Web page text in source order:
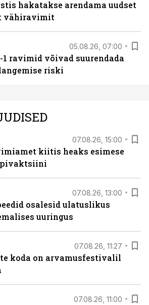
hakatakse arendama uudset
vähiravimit
05.08.26, 07:00
1 ravimid võivad suurendada
riski
07.08.26, 15:00
kiitis heaks esimese
07.08.26, 13:00
osalesid ulatuslikus
uuringus
07.08.26, 11:27
koda on arvamusfestivalil
07.08.26, 11:00